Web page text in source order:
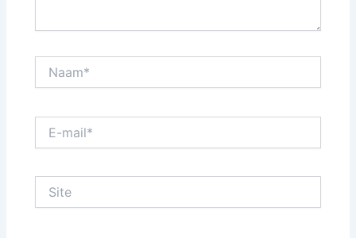
mail*